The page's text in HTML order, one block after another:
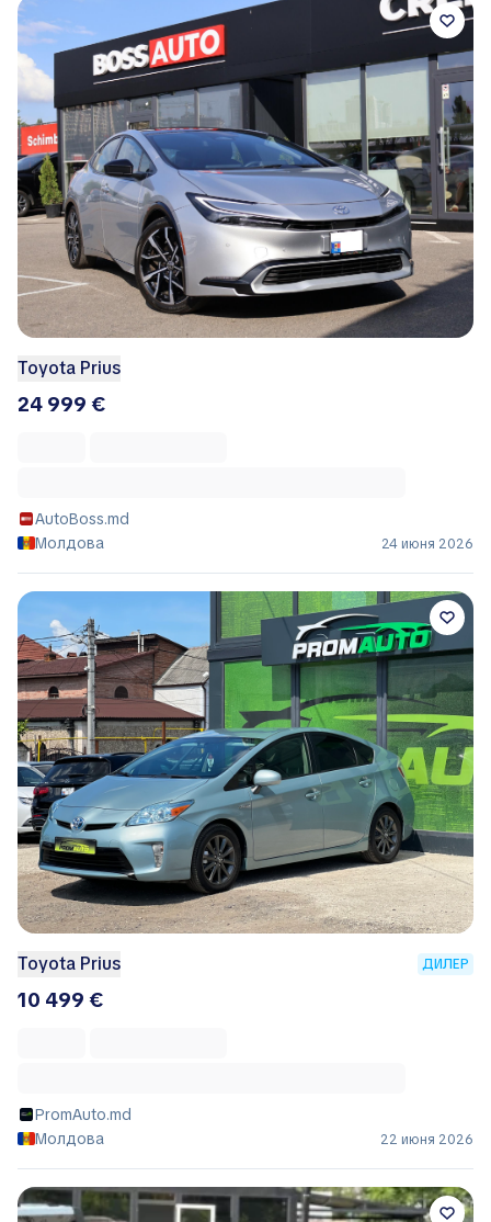
Toyota Prius
24 999 €
AutoBoss.md
Молдова
24 июня 2026
Toyota Prius ДИЛЕР
10 499 €
PromAuto.md
Молдова
22 июня 2026